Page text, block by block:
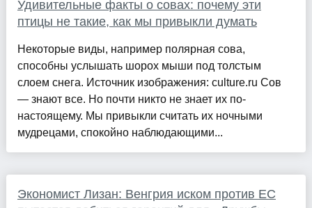
Удивительные факты о совах: почему эти
птицы не такие, как мы привыкли думать
Некоторые виды, например полярная сова,
способны услышать шорох мыши под толстым
слоем снега. Источник изображения: culture.ru Сов
— знают все. Но почти никто не знает их по-
настоящему. Мы привыкли считать их ночными
мудрецами, спокойно наблюдающими...
Экономист Лизан: Венгрия иском против ЕС